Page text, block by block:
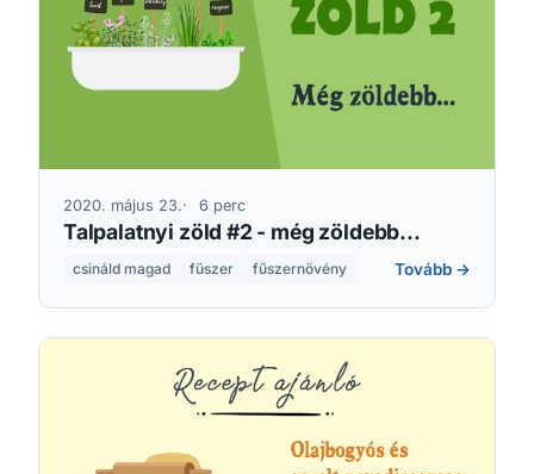
2020. május 23. 6 perc
Talpalatnyi zöld #2 - még zöldebb...
csináld magad fűszer fűszernövény Tovább →